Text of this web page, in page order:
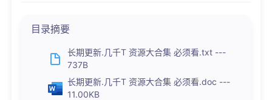
目录摘要
长期更新.几千T 资源大合集 必须看.txt ---
737B
长期更新.几千T 资源大合集 必须看.doc ---
11.00KB